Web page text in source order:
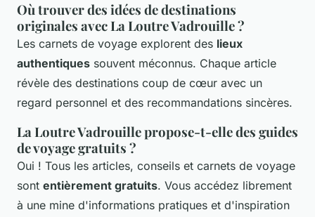
Où trouver des idées de destinations
originales avec La Loutre Vadrouille ?
Les carnets de voyage explorent des lieux
authentiques souvent méconnus. Chaque article
révèle des destinations coup de cœur avec un
regard personnel et des recommandations sincères.
La Loutre Vadrouille propose-t-elle des guides
de voyage gratuits ?
Oui ! Tous les articles, conseils et carnets de voyage
sont entièrement gratuits. Vous accédez librement
à une mine d'informations pratiques et d'inspiration